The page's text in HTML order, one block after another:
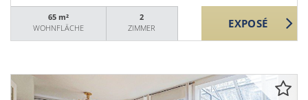
65 m²
WOHNFLÄCHE
2
ZIMMER